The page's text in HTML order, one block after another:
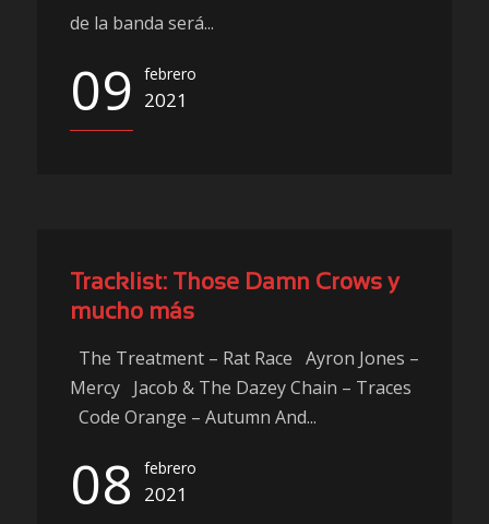
de la banda será...
09 febrero
2021
Tracklist: Those Damn Crows y
mucho más
The Treatment – Rat Race Ayron Jones –
Mercy Jacob & The Dazey Chain – Traces
Code Orange – Autumn And...
08 febrero
2021